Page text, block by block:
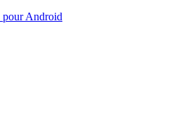
pour Android